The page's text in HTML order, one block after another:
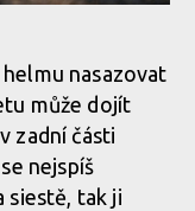
integrálka v jedné
v jedné
nasazovat
může dojít
zadní části
nejspíš
siestě, tak ji